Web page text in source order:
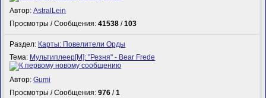
Автор:AstralLein
Просмотры / Сообщения:41538 /103
Раздел: Карты: Повелители Орды
Тема: Мультиплеер[M]: "Резня" - Bear Frede
Автор:Gumi
Просмотры / Сообщения:976 /1